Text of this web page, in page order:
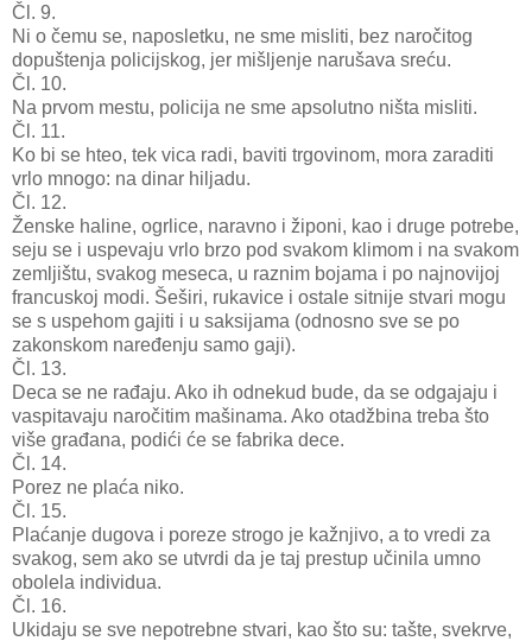
Čl. 9.
Ni o čemu se, naposletku, ne sme misliti, bez naročitog
dopuštenja policijskog, jer mišljenje narušava sreću.
Čl. 10.
Na prvom mestu, policija ne sme apsolutno ništa misliti.
Čl. 11.
Ko bi se hteo, tek vica radi, baviti trgovinom, mora zaraditi
vrlo mnogo: na dinar hiljadu.
Čl. 12.
Ženske haline, ogrlice, naravno i žiponi, kao i druge potrebe,
seju se i uspevaju vrlo brzo pod svakom klimom i na svakom
zemljištu, svakog meseca, u raznim bojama i po najnovijoj
francuskoj modi. Šeširi, rukavice i ostale sitnije stvari mogu
se s uspehom gajiti i u saksijama (odnosno sve se po
zakonskom naređenju samo gaji).
Čl. 13.
Deca se ne rađaju. Ako ih odnekud bude, da se odgajaju i
vaspitavaju naročitim mašinama. Ako otadžbina treba što
više građana, podići će se fabrika dece.
Čl. 14.
Porez ne plaća niko.
Čl. 15.
Plaćanje dugova i poreze strogo je kažnjivo, a to vredi za
svakog, sem ako se utvrdi da je taj prestup učinila umno
obolela individua.
Čl. 16.
Ukidaju se sve nepotrebne stvari, kao što su: tašte, svekrve,